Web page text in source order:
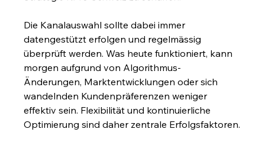
Die Kanalauswahl sollte dabei immer
datengestützt erfolgen und regelmässig
überprüft werden. Was heute funktioniert, kann
morgen aufgrund von Algorithmus-
Änderungen, Marktentwicklungen oder sich
wandelnden Kundenpräferenzen weniger
effektiv sein. Flexibilität und kontinuierliche
Optimierung sind daher zentrale Erfolgsfaktoren.